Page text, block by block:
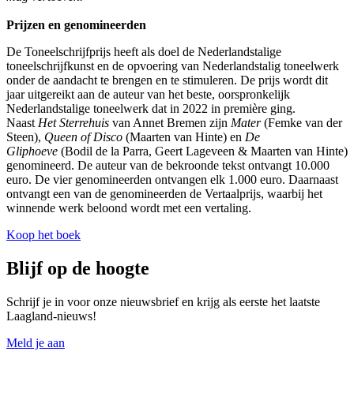
Prijzen en genomineerden
De Toneelschrijfprijs heeft als doel de Nederlandstalige
toneelschrijfkunst en de opvoering van Nederlandstalig toneelwerk
onder de aandacht te brengen en te stimuleren. De prijs wordt dit
jaar uitgereikt aan de auteur van het beste, oorspronkelijk
Nederlandstalige toneelwerk dat in 2022 in première ging.
Naast Het Sterrehuis van Annet Bremen zijn Mater(Femke van der
Steen), Queen of Disco (Maarten van Hinte) en De
Gliphoeve (Bodil de la Parra, Geert Lageveen & Maarten van Hinte)
genomineerd. De auteur van de bekroonde tekst ontvangt 10.000
euro. De vier genomineerden ontvangen elk 1.000 euro. Daarnaast
ontvangt een van de genomineerden de Vertaalprijs, waarbij het
winnende werk beloond wordt met een vertaling.
Koop het boek
Blijf op de hoogte
Schrijf je in voor onze nieuwsbrief en krijg als eerste het laatste
Laagland-nieuws!
Meld je aan